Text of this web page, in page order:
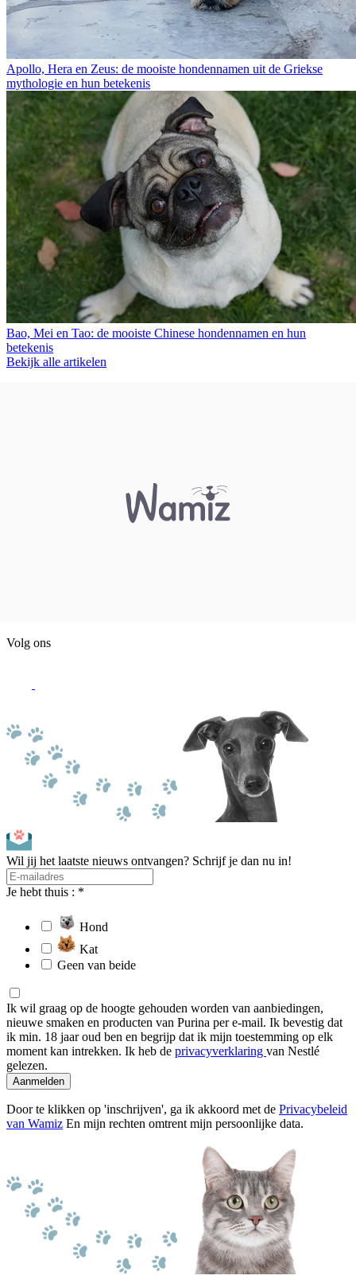
Apollo, Hera en Zeus: de mooiste hondennamen uit de Griekse
mythologie en hun betekenis
Bao, Mei en Tao: de mooiste Chinese hondennamen en hun
betekenis
Bekijk alle artikelen
Volg ons
Wil jij het laatste nieuws ontvangen? Schrijf je dan nu in!
Je hebt thuis : *
Hond
Kat
Geen van beide
Ik wil graag op de hoogte gehouden worden van aanbiedingen,
nieuwe smaken en producten van Purina per e-mail. Ik bevestig dat
ik min. 18 jaar oud ben en begrijp dat ik mijn toestemming op elk
moment kan intrekken. Ik heb de privacyverklaring van Nestlé
gelezen.
Aanmelden
Door te klikken op 'inschrijven', ga ik akkoord met de Privacybeleid
van Wamiz En mijn rechten omtrent mijn persoonlijke data.